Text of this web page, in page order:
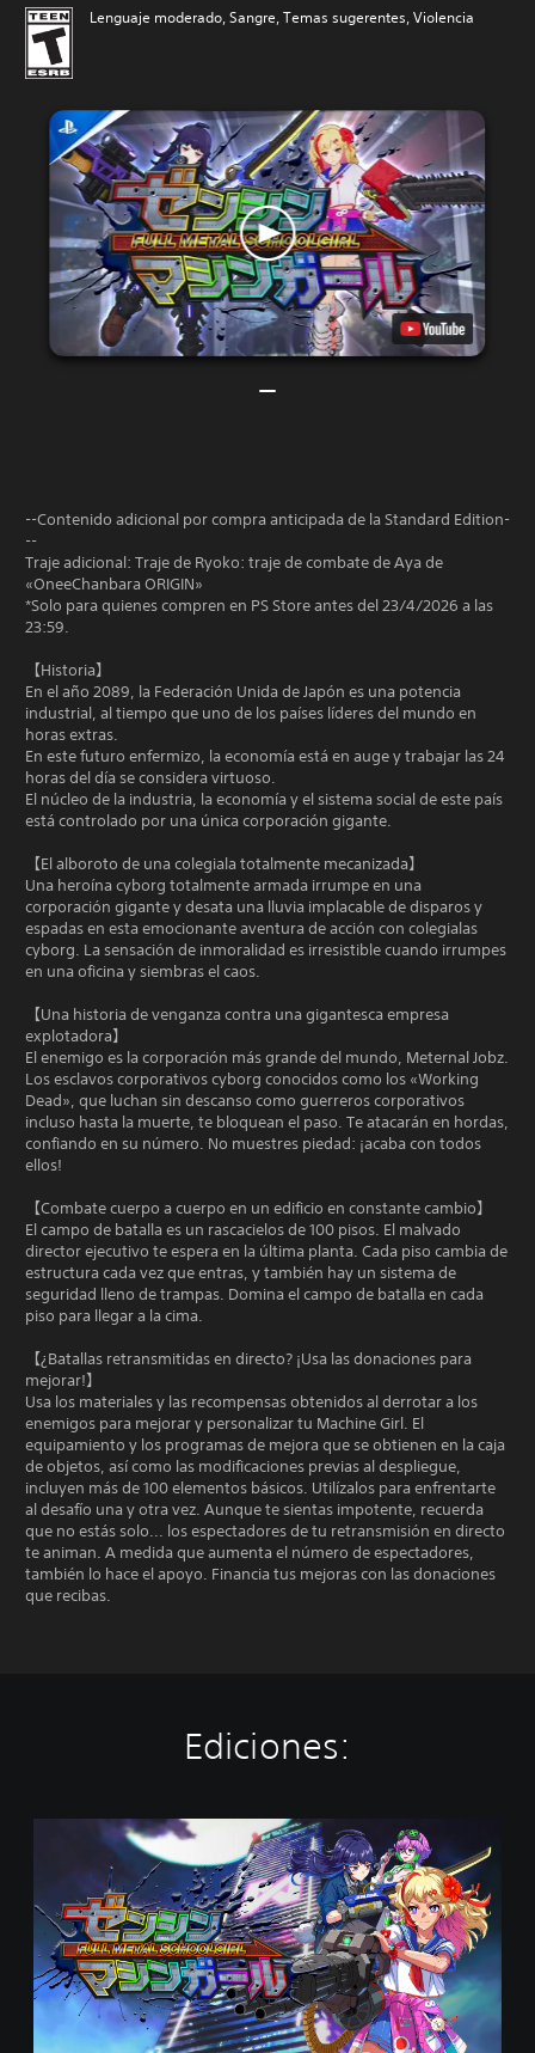
Lenguaje moderado, Sangre, Temas sugerentes, Violencia
--Contenido adicional por compra anticipada de la Standard Edition-
--
Traje adicional: Traje de Ryoko: traje de combate de Aya de
«OneeChanbara ORIGIN»
*Solo para quienes compren en PS Store antes del 23/4/2026 a las
23:59.
【Historia】
En el año 2089, la Federación Unida de Japón es una potencia
industrial, al tiempo que uno de los países líderes del mundo en
horas extras.
En este futuro enfermizo, la economía está en auge y trabajar las 24
horas del día se considera virtuoso.
El núcleo de la industria, la economía y el sistema social de este país
está controlado por una única corporación gigante.
【El alboroto de una colegiala totalmente mecanizada】
Una heroína cyborg totalmente armada irrumpe en una
corporación gigante y desata una lluvia implacable de disparos y
espadas en esta emocionante aventura de acción con colegialas
cyborg. La sensación de inmoralidad es irresistible cuando irrumpes
en una oficina y siembras el caos.
【Una historia de venganza contra una gigantesca empresa
explotadora】
El enemigo es la corporación más grande del mundo, Meternal Jobz.
Los esclavos corporativos cyborg conocidos como los «Working
Dead», que luchan sin descanso como guerreros corporativos
incluso hasta la muerte, te bloquean el paso. Te atacarán en hordas,
confiando en su número. No muestres piedad: ¡acaba con todos
ellos!
【Combate cuerpo a cuerpo en un edificio en constante cambio】
El campo de batalla es un rascacielos de 100 pisos. El malvado
director ejecutivo te espera en la última planta. Cada piso cambia de
estructura cada vez que entras, y también hay un sistema de
seguridad lleno de trampas. Domina el campo de batalla en cada
piso para llegar a la cima.
【¿Batallas retransmitidas en directo? ¡Usa las donaciones para
mejorar!】
Usa los materiales y las recompensas obtenidos al derrotar a los
enemigos para mejorar y personalizar tu Machine Girl. El
equipamiento y los programas de mejora que se obtienen en la caja
de objetos, así como las modificaciones previas al despliegue,
incluyen más de 100 elementos básicos. Utilízalos para enfrentarte
al desafío una y otra vez. Aunque te sientas impotente, recuerda
que no estás solo... los espectadores de tu retransmisión en directo
te animan. A medida que aumenta el número de espectadores,
también lo hace el apoyo. Financia tus mejoras con las donaciones
que recibas.
Ediciones:
d
a
r
d
d